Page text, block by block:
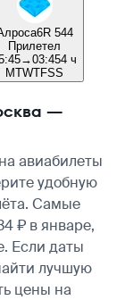
6R 544
Прилетел
→03:454 ч
MTWTFSS
—
авиабилеты
удобную
Самые
₽ в январе,
Если даты
лучшую
цены на